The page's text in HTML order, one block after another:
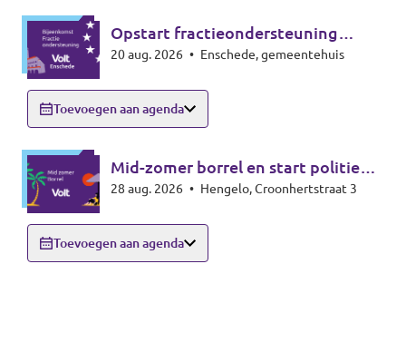
Opstart fractieondersteuning
Enschede
20 aug. 2026 • Enschede, gemeentehuis
Toevoegen aan agenda
Mid-zomer borrel en start politieke
seizoen
28 aug. 2026 • Hengelo, Croonhertstraat 3
Toevoegen aan agenda